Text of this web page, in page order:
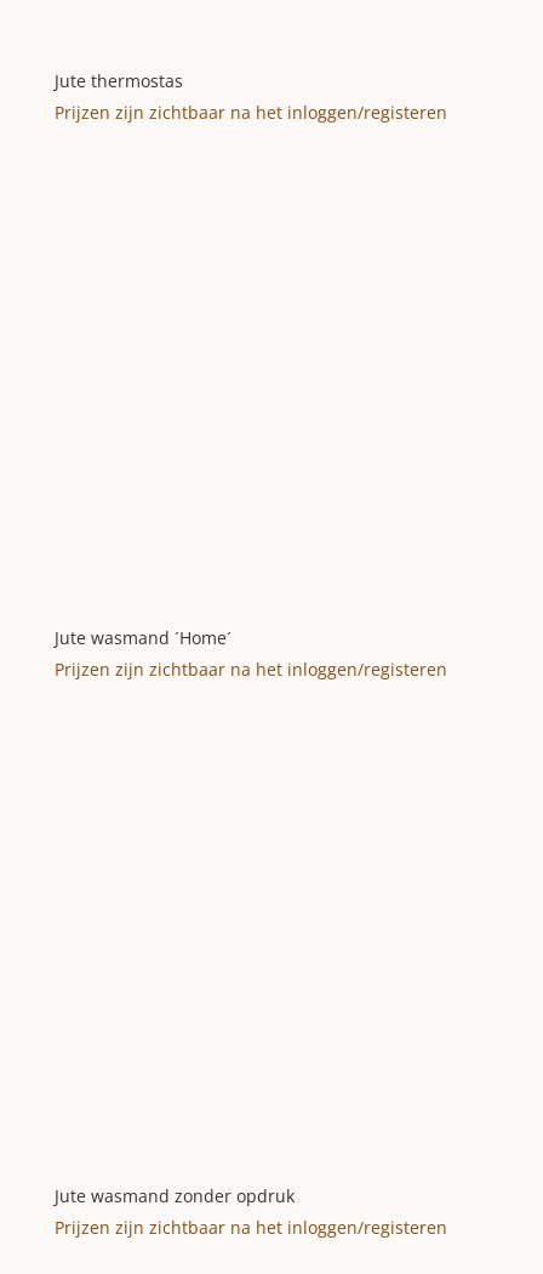
Jute thermostas
Prijzen zijn zichtbaar na het inloggen/registeren
Jute wasmand ´Home´
Prijzen zijn zichtbaar na het inloggen/registeren
Jute wasmand zonder opdruk
Prijzen zijn zichtbaar na het inloggen/registeren